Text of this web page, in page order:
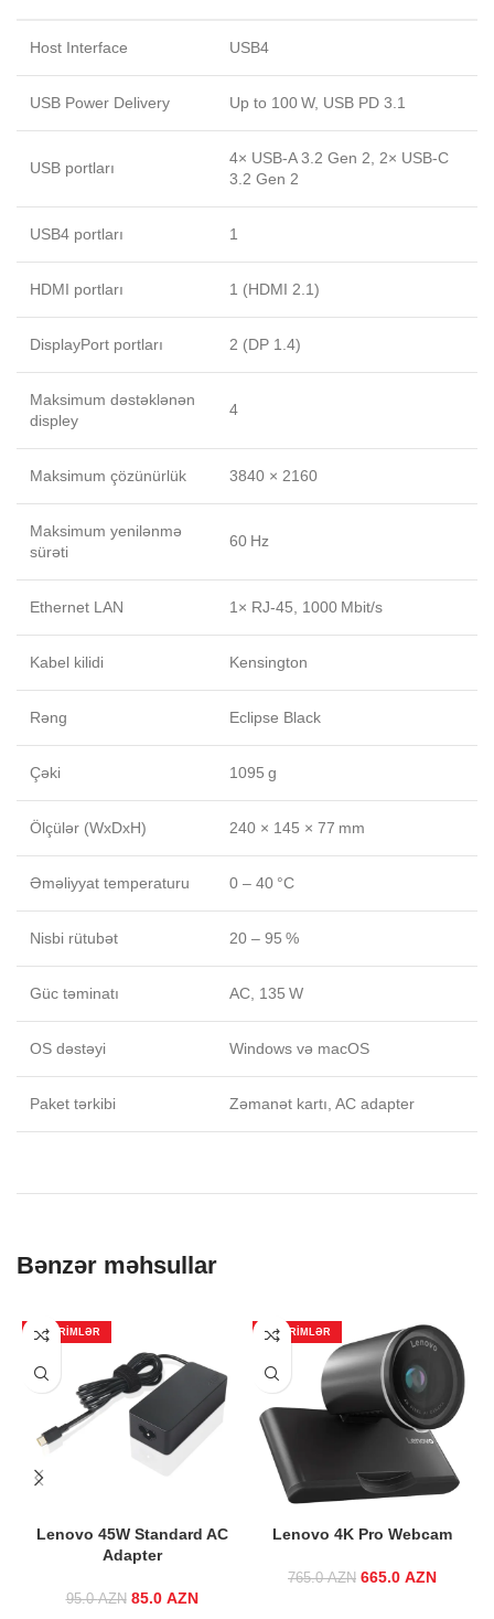
Host Interface USB4
USB Power Delivery Up to 100 W, USB PD 3.1
USB portları
4× USB‑A 3.2 Gen 2, 2× USB‑C
3.2 Gen 2
USB4 portları 1
HDMI portları 1 (HDMI 2.1)
DisplayPort portları 2 (DP 1.4)
Maksimum dəstəklənən
displey
4
Maksimum çözünürlük 3840 × 2160
Maksimum yenilənmə
sürəti
60 Hz
Ethernet LAN 1× RJ‑45, 1000 Mbit/s
Kabel kilidi Kensington
Rəng Eclipse Black
Çəki 1095 g
Ölçülər (WxDxH) 240 × 145 × 77 mm
Əməliyyat temperaturu 0 – 40 °C
Nisbi rütubət 20 – 95 %
Güc təminatı AC, 135 W
OS dəstəyi Windows və macOS
Paket tərkibi Zəmanət kartı, AC adapter
Bənzər məhsullar
ENDIRIMLƏR
Lenovo 45W Standard AC
Adapter
95.0AZN
Original price
85.0 AZN
ENDIRIMLƏR
Lenovo 4K Pro Webcam
765.0AZN
Original price
665.0 AZN